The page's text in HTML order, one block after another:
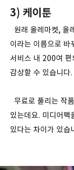
3) 케이툰
원래 올레마켓, 올
이라는 이름으로 바
서비스 내 200여 편
감상할 수 있습니다.
무료로 풀리는 작
있는데요. 미디어팩
있다는 차이가 있습